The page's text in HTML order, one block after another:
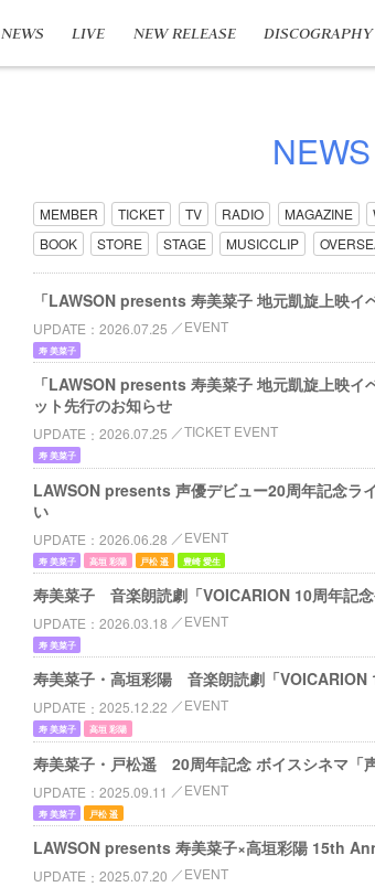
NEWS LIVE NEW RELEASE DISCOGRAPHY
NEWS
MEMBER TICKET TV RADIO MAGAZINE
BOOK
STORE STAGE MUSICCLIP
「LAWSON presents 寿美菜⼦ 地元凱旋上映
UPDATE 2026.07.25 EVENT
寿 美菜子
「LAWSON presents 寿美菜⼦ 地元凱旋上映
ット先行のお知らせ
UPDATE 2026.07.25 TICKET EVENT
寿 美菜子
LAWSON presents 声優デビュー20周年記念ラ
い
UPDATE 2026.06.28 EVENT
寿 美菜子 高垣 彩陽 戸松 遥 豊崎 愛生
寿美菜子 音楽朗読劇「VOICARION 10周年記
UPDATE 2026.03.18 EVENT
寿 美菜子
寿美菜子・高垣彩陽 音楽朗読劇「VOICARION
UPDATE 2025.12.22 EVENT
寿 美菜子 高垣 彩陽
寿美菜子・戸松遥 20周年記念 ボイスシネマ「
UPDATE 2025.09.11 EVENT
寿 美菜子 戸松 遥
LAWSON presents 寿美菜子×高垣彩陽 15th
UPDATE 2025.07.20 EVENT